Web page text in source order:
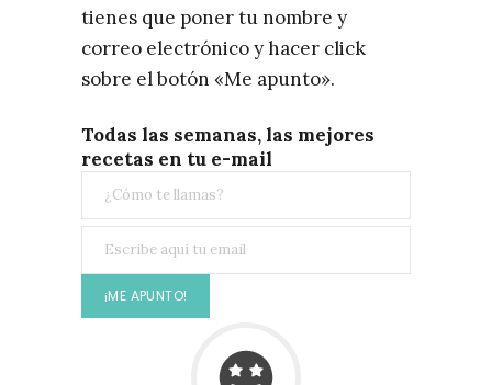
tienes que poner tu nombre y
correo electrónico y hacer click
sobre el botón «Me apunto».
Todas las semanas, las mejores
recetas en tu e-mail